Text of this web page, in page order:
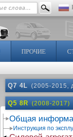
ПРОЧИЕ
Q7 4L (2005-2015,
Q5 8R (2008-2017)
Общая
Инструкция по